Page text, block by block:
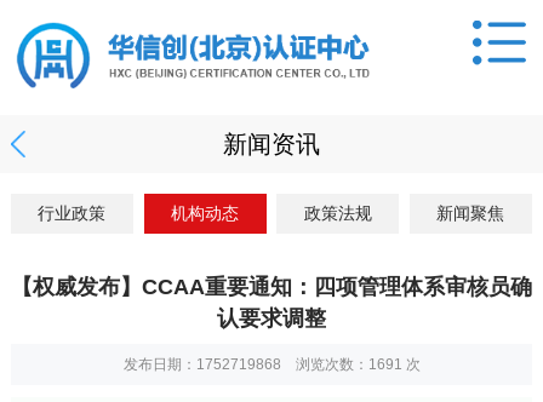
新闻资讯
行业政策 机构动态 政策法规 新闻聚焦
【权威发布】CCAA重要通知：四项管理体系审核员确
认要求调整
发布日期：1752719868 浏览次数： 1691 次